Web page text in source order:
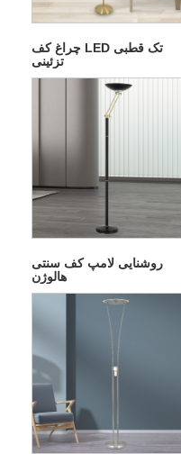
چراغ کف LED تک قطبی
تزئینی
روشنایی لامپ کف سنتی
هالوژن